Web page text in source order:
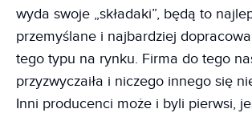
wyda swoje „składaki”, będą to
przemyślane i najbardziej
tego typu na rynku. Firma do tego
przyzwyczaiła i niczego innego się
Inni producenci może i byli pierwsi,